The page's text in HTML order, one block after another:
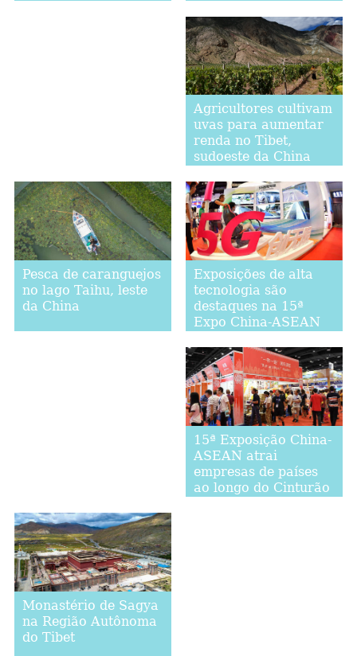
Agricultores cultivam
uvas para aumentar
renda no Tibet,
sudoeste da China
Pesca de caranguejos
no lago Taihu, leste
da China
Exposições de alta
tecnologia são
destaques na 15ª
Expo China-ASEAN
15ª Exposição China-
ASEAN atrai
empresas de países
ao longo do Cinturão
Monastério de Sagya
na Região Autônoma
do Tibet